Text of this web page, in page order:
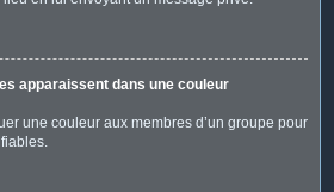
apparaissent dans une couleur
une couleur aux membres d’un groupe pour